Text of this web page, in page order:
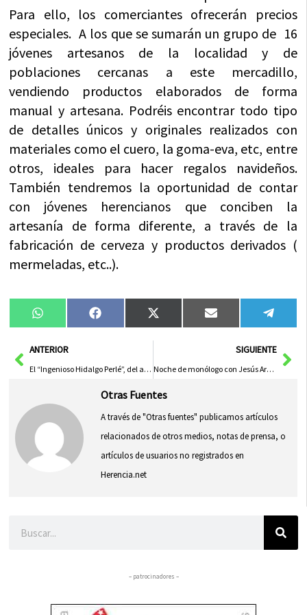
Para ello, los comerciantes ofrecerán precios
especiales. A los que se sumarán un grupo de 16
jóvenes artesanos de la localidad y de
poblaciones cercanas a este mercadillo,
vendiendo productos elaborados de forma
manual y artesana. Podréis encontrar todo tipo
de detalles únicos y originales realizados con
materiales como el cuero, la goma-eva, etc, entre
otros, ideales para hacer regalos navideños.
También tendremos la oportunidad de contar
con jóvenes herencianos que conciben la
artesanía de forma diferente, a través de la
fabricación de cerveza y productos derivados (
mermeladas, etc..).
Compartir
en
WhatsAppCompartir
en
FacebookCompartir
en
X
(Twitter)
Compartir
en
Email
en
AntANTERIOR
El “Ingenioso Hidalgo Perlé”, del alicantino Jesús Llopis Gilabert, anunciará el Carnaval de Herencia 2015
SIGUIENTE
Noche de monólogo con Jesús Arenas en disco-pub 7 Vidas
Otras Fuentes
A través de "Otras fuentes" publicamos artículos
relacionados de otros medios, notas de prensa, o
artículos de usuarios no registrados en
Herencia.net
– patrocinadores –